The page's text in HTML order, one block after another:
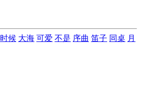
时候 大海 可爱 不是 序曲 笛子 同桌 月